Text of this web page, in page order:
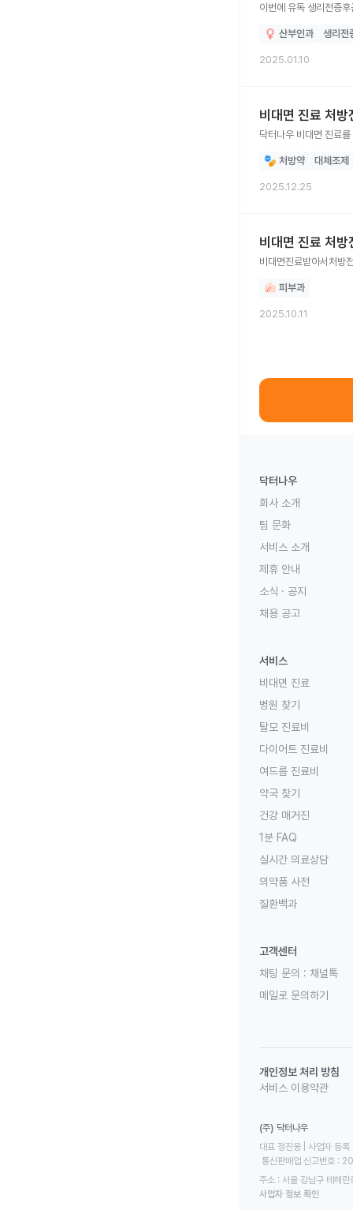
이번에 유독 생리전증
산부인과 생리전
2025.01.10
비대면 진료 처
닥터나우 비대면 진료
처방약 대체조제
2025.12.25
비대면 진료 처
비대면진료받아서처방
피부과
2025.10.11
닥터나우
회사 소개
팀 문화
서비스 소개
제휴 안내
소식 · 공지
채용 공고
서비스
비대면 진료
병원 찾기
탈모 진료비
다이어트 진료비
여드름 진료비
약국 찾기
건강 매거진
1분 FAQ
실시간 의료상담
의약품 사전
질환백과
고객센터
채팅 문의 : 채널톡
메일로 문의하기
개인정보 처리 방침
서비스 이용약관
(주) 닥터나우
대표 정진웅 | 사업자
통신판매업 신고번호
주소 : 서울 강남구 테헤
사업자 정보 확인